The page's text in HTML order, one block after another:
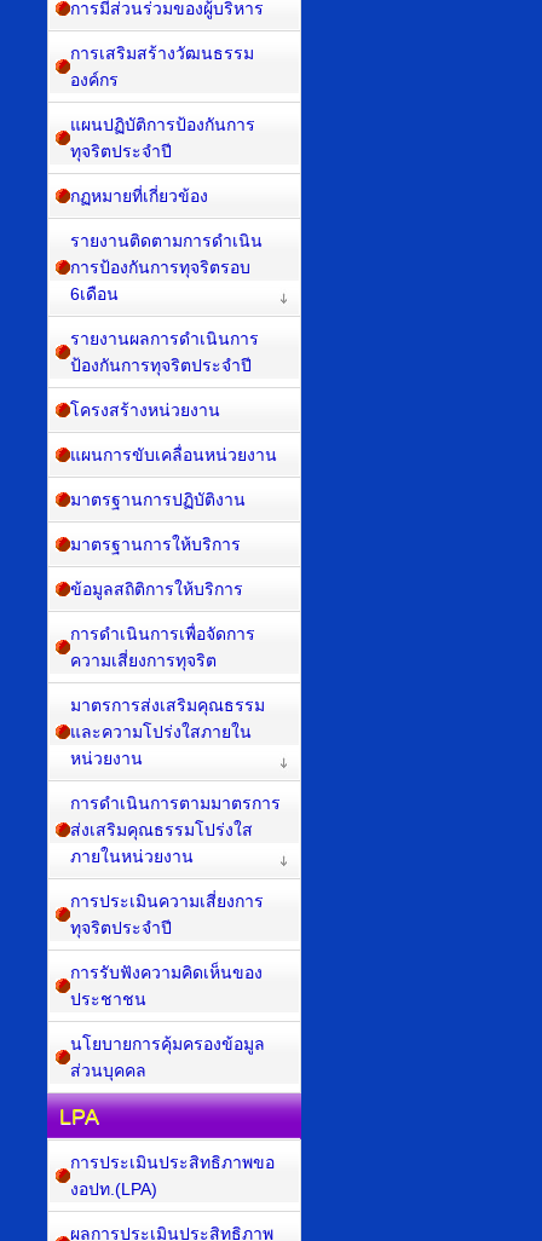
การมีส่วนร่วมของผู้บริหาร
การเสริมสร้างวัฒนธรรม
องค์กร
แผนปฏิบัติการป้องกันการ
ทุจริตประจำปี
กฏหมายที่เกี่ยวข้อง
รายงานติดตามการดำเนิน
การป้องกันการทุจริตรอบ
6เดือน
รายงานผลการดำเนินการ
ป้องกันการทุจริตประจำปี
โครงสร้างหน่วยงาน
แผนการขับเคลื่อนหน่วยงาน
มาตรฐานการปฏิบัติงาน
มาตรฐานการให้บริการ
ข้อมูลสถิติการให้บริการ
การดำเนินการเพื่อจัดการ
ความเสี่ยงการทุจริต
มาตรการส่งเสริมคุณธรรม
และความโปร่งใสภายใน
หน่วยงาน
การดำเนินการตามมาตรการ
ส่งเสริมคุณธรรมโปร่งใส
ภายในหน่วยงาน
การประเมินความเสี่ยงการ
ทุจริตประจำปี
การรับฟังความคิดเห็นของ
ประชาชน
นโยบายการคุ้มครองข้อมูล
ส่วนบุคคล
LPA
การประเมินประสิทธิภาพขอ
งอปท.(LPA)
ผลการประเมินประสิทธิภาพ